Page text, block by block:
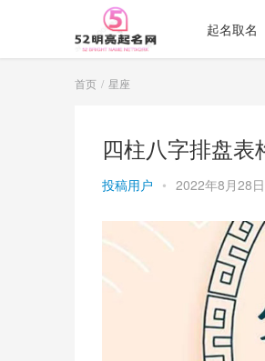
起名取名
首页 星座
四柱八字排盘表
投稿用户 • 2022年8月28